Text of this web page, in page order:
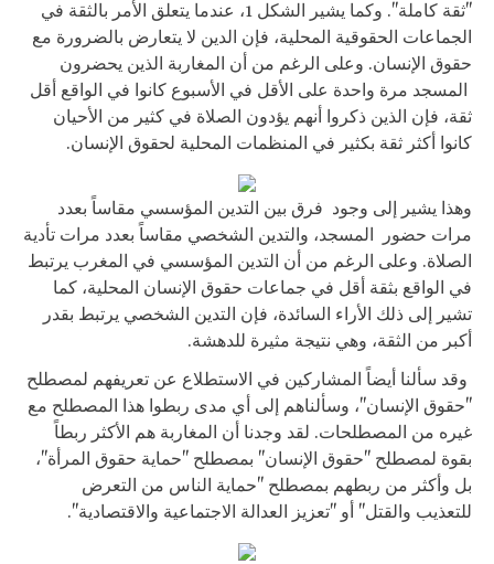
"ثقة كاملة". وكما يشير الشكل 1، عندما يتعلق الأمر بالثقة في
الجماعات الحقوقية المحلية، فإن الدين لا يتعارض بالضرورة مع
حقوق الإنسان. وعلى الرغم من أن المغاربة الذين يحضرون
المسجد مرة واحدة على الأقل في الأسبوع كانوا في الواقع أقل
ثقة، فإن الذين ذكروا أنهم يؤدون الصلاة في كثير من الأحيان
كانوا أكثر ثقة بكثير في المنظمات المحلية لحقوق الإنسان.
وهذا يشير إلى وجود فرق بين التدين المؤسسي مقاساً بعدد
مرات حضور المسجد، والتدين الشخصي مقاساً بعدد مرات تأدية
الصلاة. وعلى الرغم من أن التدين المؤسسي في المغرب يرتبط
في الواقع بثقة أقل في جماعات حقوق الإنسان المحلية، كما
تشير إلى ذلك الأراء السائدة، فإن التدين الشخصي يرتبط بقدر
أكبر من الثقة، وهي نتيجة مثيرة للدهشة.
وقد سألنا أيضاً المشاركين في الاستطلاع عن تعريفهم لمصطلح
"حقوق الإنسان"، وسألناهم إلى أي مدى ربطوا هذا المصطلح مع
غيره من المصطلحات. لقد وجدنا أن المغاربة هم الأكثر ربطاً
بقوة لمصطلح "حقوق الإنسان" بمصطلح "حماية حقوق المرأة"،
بل وأكثر من ربطهم بمصطلح "حماية الناس من التعرض
للتعذيب والقتل" أو "تعزيز العدالة الاجتماعية والاقتصادية".